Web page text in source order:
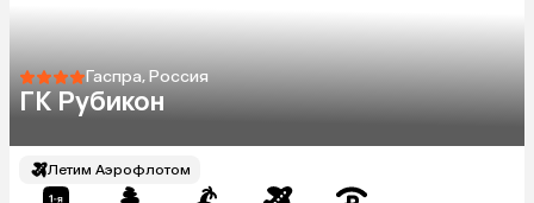
Гаспра, Россия
ГК Рубикон
Летим Аэрофлотом